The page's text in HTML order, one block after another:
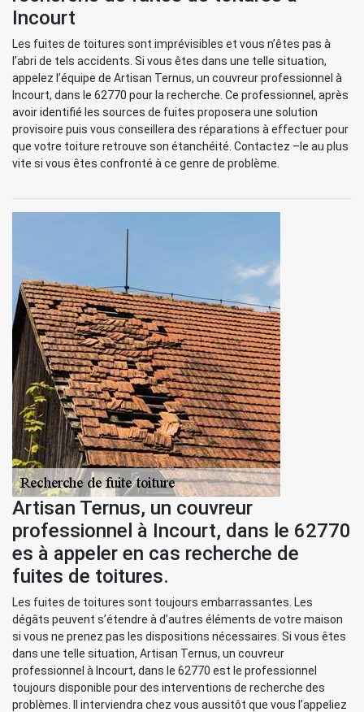
Incourt
Les fuites de toitures sont imprévisibles et vous n’êtes pas à
l’abri de tels accidents. Si vous êtes dans une telle situation,
appelez l’équipe de Artisan Ternus, un couvreur professionnel à
Incourt, dans le 62770 pour la recherche. Ce professionnel, après
avoir identifié les sources de fuites proposera une solution
provisoire puis vous conseillera des réparations à effectuer pour
que votre toiture retrouve son étanchéité. Contactez –le au plus
vite si vous êtes confronté à ce genre de problème.
Artisan Ternus, un couvreur
professionnel à Incourt, dans le 62770
es à appeler en cas recherche de
fuites de toitures.
Les fuites de toitures sont toujours embarrassantes. Les
dégâts peuvent s’étendre à d’autres éléments de votre maison
si vous ne prenez pas les dispositions nécessaires. Si vous êtes
dans une telle situation, Artisan Ternus, un couvreur
professionnel à Incourt, dans le 62770 est le professionnel
toujours disponible pour des interventions de recherche des
problèmes. Il interviendra chez vous aussitôt que vous l’appeliez